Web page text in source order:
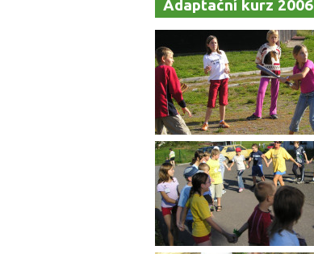
Adaptační kurz 2006